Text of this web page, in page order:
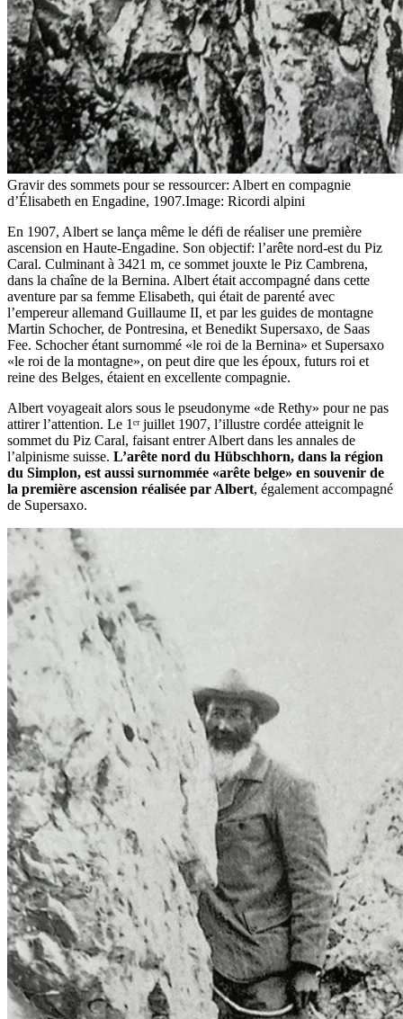
Gravir des sommets pour se ressourcer: Albert en compagnie
d’Élisabeth en Engadine, 1907.Image: Ricordi alpini
En 1907, Albert se lança même le défi de réaliser une première
ascension en Haute-Engadine. Son objectif: l’arête nord-est du Piz
Caral. Culminant à 3421 m, ce sommet jouxte le Piz Cambrena,
dans la chaîne de la Bernina. Albert était accompagné dans cette
aventure par sa femme Elisabeth, qui était de parenté avec
l’empereur allemand Guillaume II, et par les guides de montagne
Martin Schocher, de Pontresina, et Benedikt Supersaxo, de Saas
Fee. Schocher étant surnommé «le roi de la Bernina» et Supersaxo
«le roi de la montagne», on peut dire que les époux, futurs roi et
reine des Belges, étaient en excellente compagnie.
Albert voyageait alors sous le pseudonyme «de Rethy» pour ne pas
attirer l’attention. Le 1ᵉʳ juillet 1907, l’illustre cordée atteignit le
sommet du Piz Caral, faisant entrer Albert dans les annales de
l’alpinisme suisse. L’arête nord du Hübschhorn, dans la région
du Simplon, est aussi surnommée «arête belge» en souvenir de
la première ascension réalisée par Albert, également accompagné
de Supersaxo.